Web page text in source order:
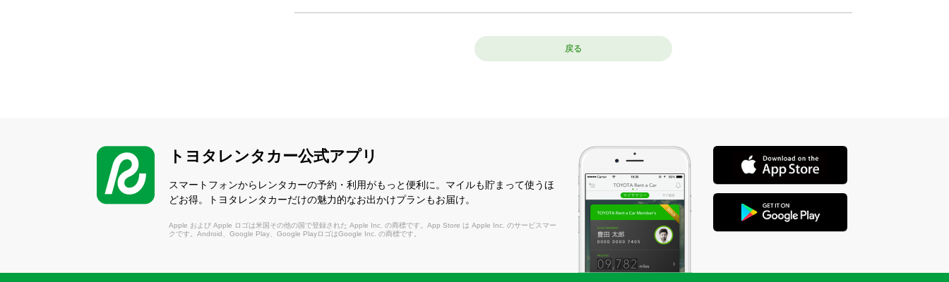
熊谷駅前店 店舗を選ぶ
〒360-0036 熊谷市桜木町1-178 JR上越新幹線・高崎線熊谷駅南口徒歩0分
電話番号：048-521-9100
休業日：1/1
熊谷駅正面口店 店舗を選ぶ
戻る
トヨタレンタカー公式アプリ
スマートフォンからレンタカーの予約・利用がもっと便利に。マイルも貯まって使うほ
どお得。トヨタレンタカーだけの魅力的なお出かけプランもお届け。
Apple および Apple ロゴは米国その他の国で登録された Apple Inc. の商標です。App Store は Apple Inc. のサービスマー
クです。Android、Google Play、Google PlayロゴはGoogle Inc. の商標です。